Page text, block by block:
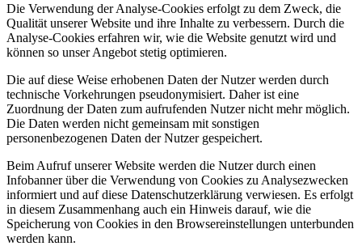
Die Verwendung der Analyse-Cookies erfolgt zu dem Zweck, die
Qualität unserer Website und ihre Inhalte zu verbessern. Durch die
Analyse-Cookies erfahren wir, wie die Website genutzt wird und
können so unser Angebot stetig optimieren.
Die auf diese Weise erhobenen Daten der Nutzer werden durch
technische Vorkehrungen pseudonymisiert. Daher ist eine
Zuordnung der Daten zum aufrufenden Nutzer nicht mehr möglich.
Die Daten werden nicht gemeinsam mit sonstigen
personenbezogenen Daten der Nutzer gespeichert.
Beim Aufruf unserer Website werden die Nutzer durch einen
Infobanner über die Verwendung von Cookies zu Analysezwecken
informiert und auf diese Datenschutzerklärung verwiesen. Es erfolgt
in diesem Zusammenhang auch ein Hinweis darauf, wie die
Speicherung von Cookies in den Browsereinstellungen unterbunden
werden kann.